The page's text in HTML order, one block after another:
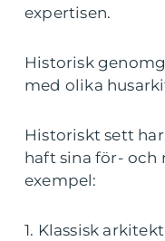
expertisen.
Historisk
med olika
Historiskt sett
haft sina för- och
exempel:
1. Klassisk